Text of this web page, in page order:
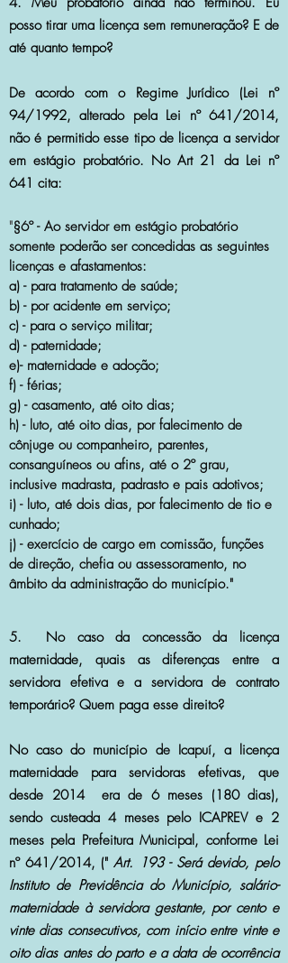
posso tirar uma licença sem remuneração? E de
até quanto tempo?
De acordo com o Regime Jurídico (Lei nº
94/1992, alterado pela Lei nº 641/2014,
não é permitido esse tipo de licença a servidor
em estágio probatório. No Art 21 da Lei nº
641 cita:
"§6º - Ao servidor em estágio probatório
somente poderão ser concedidas as seguintes
licenças e afastamentos:
a) - para tratamento de saúde;
b) - por acidente em serviço;
c) - para o serviço militar;
d) - paternidade;
e)- maternidade e adoção;
f) - férias;
g) - casamento, até oito dias;
h) - luto, até oito dias, por falecimento de
cônjuge ou companheiro, parentes,
consanguíneos ou afins, até o 2º grau,
inclusive madrasta, padrasto e pais adotivos;
i) - luto, até dois dias, por falecimento de tio e
cunhado;
j) - exercício de cargo em comissão, funções
de direção, chefia ou assessoramento, no
âmbito da administração do município."
5. No caso da concessão da licença
maternidade, quais as diferenças entre a
servidora efetiva e a servidora de contrato
temporário? Quem paga esse direito?
No caso do município de Icapuí, a licença
maternidade para servidoras efetivas, que
desde 2014 era de 6 meses (180 dias),
sendo custeada 4 meses pelo ICAPREV e 2
meses pela Prefeitura Municipal, conforme Lei
nº 641/2014, ("Art. 193 - Será devido, pelo
Instituto de Previdência do Município, salário-
maternidade à servidora gestante, por cento e
vinte dias consecutivos, com início entre vinte e
oito dias antes do parto e a data de ocorrência